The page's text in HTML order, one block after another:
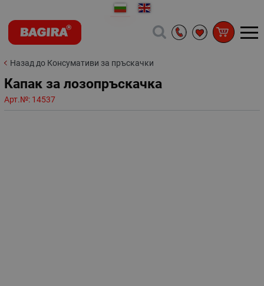
Назад до Консумативи за пръскачки
Капак за лозопръскачка
Арт.№: 14537